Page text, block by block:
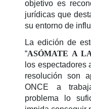
objetivo es
jurídicas que
su entorno de
La edición de
“ASÓMATE A
los espectadores
resolución son
ONCE a
problema lo